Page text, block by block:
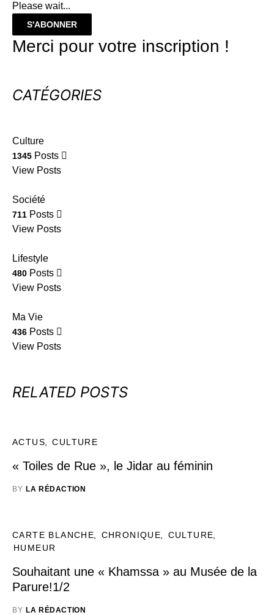
Please wait...
S'ABONNER
Merci pour votre inscription !
CATÉGORIES
Culture
1345 Posts
View Posts
Société
711 Posts
View Posts
Lifestyle
480 Posts
View Posts
Ma Vie
436 Posts
View Posts
RELATED POSTS
ACTUS CULTURE
« Toiles de Rue », le Jidar au féminin
BY LA RÉDACTION
CARTE BLANCHE CHRONIQUE
CULTURE
HUMEUR
Souhaitant une « Khamssa » au Musée de la
Parure!1/2
BY LA RÉDACTION